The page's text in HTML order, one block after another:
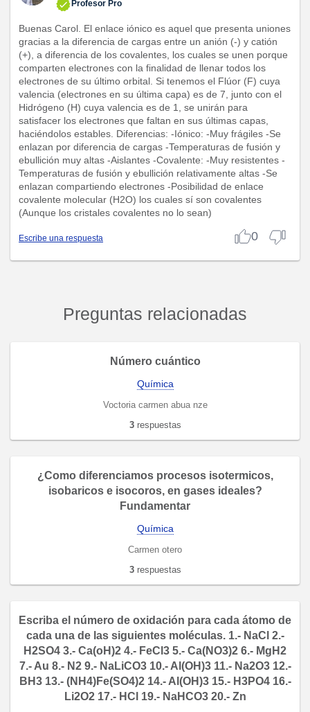
Profesor Pro
Buenas Carol. El enlace iónico es aquel que presenta uniones
gracias a la diferencia de cargas entre un anión (-) y catión
(+), a diferencia de los covalentes, los cuales se unen porque
comparten electrones con la finalidad de llenar todos los
electrones de su último orbital. Si tenemos el Flúor (F) cuya
valencia (electrones en su última capa) es de 7, junto con el
Hidrógeno (H) cuya valencia es de 1, se unirán para
satisfacer los electrones que faltan en sus últimas capas,
haciéndolos estables. Diferencias: -Iónico: -Muy frágiles -Se
enlazan por diferencia de cargas -Temperaturas de fusión y
ebullición muy altas -Aislantes -Covalente: -Muy resistentes -
Temperaturas de fusión y ebullición relativamente altas -Se
enlazan compartiendo electrones -Posibilidad de enlace
covalente molecular (H2O) los cuales sí son covalentes
(Aunque los cristales covalentes no lo sean)
Escribe una respuesta 0
Preguntas relacionadas
Número cuántico
Química
Voctoria carmen abua nze
3respuestas
¿Como diferenciamos procesos isotermicos,
isobaricos e isocoros, en gases ideales?
Fundamentar
Química
Carmen otero
3respuestas
Escriba el número de oxidación para cada átomo de
cada una de las siguientes moléculas. 1.- NaCl 2.-
H2SO4 3.- Ca(oH)2 4.- FeCl3 5.- Ca(NO3)2 6.- MgH2
7.- Au 8.- N2 9.- NaLiCO3 10.- Al(OH)3 11.- Na2O3 12.-
BH3 13.- (NH4)Fe(SO4)2 14.- Al(OH)3 15.- H3PO4 16.-
Li2O2 17.- HCl 19.- NaHCO3 20.- Zn